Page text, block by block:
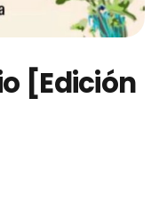
[Edición